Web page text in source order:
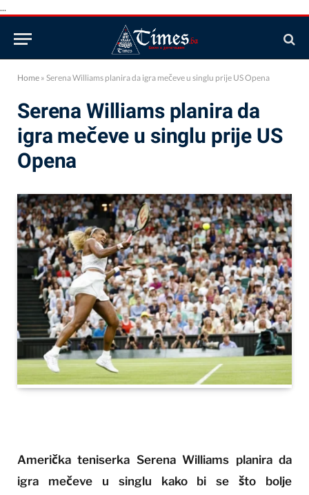
...
Home » Serena Williams planira da igra mečeve u singlu prije US Opena
Serena Williams planira da
igra mečeve u singlu prije US
Opena
Američka teniserka Serena Williams planira da
igra mečeve u singlu kako bi se što bolje